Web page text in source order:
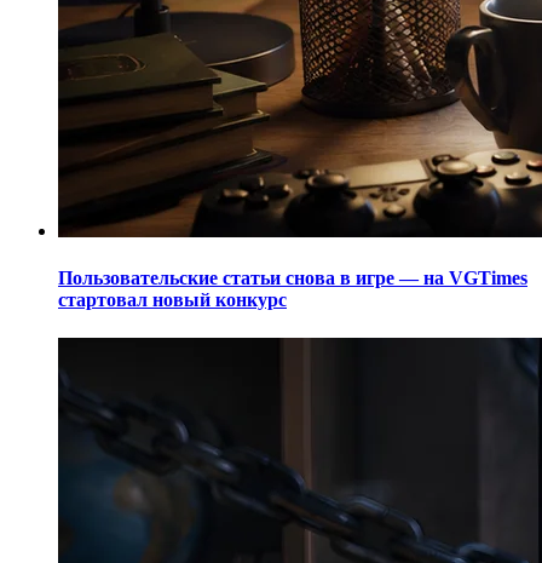
Пользовательские статьи снова в игре — на VGTimes
стартовал новый конкурс